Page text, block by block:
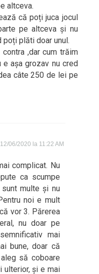
altceva.
că poți juca jocul
pe altceva și nu
plăti doar unul.
,dar cum trăim
e așa grozav nu cred
câte 250 de lei pe
12/06/2020 la 11:22 AM
complicat. Nu
ca scumpe
multe și nu
noi e mult
vor 3. Părerea
nu doar pe
mai
bune, doar că
să coboare
ulterior, și e mai